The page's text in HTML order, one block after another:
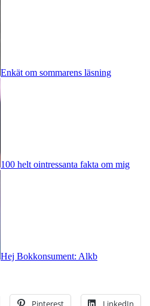
Enkät om sommarens läsning
100 helt ointressanta fakta om mig
Hej Bokkonsument: Alkb
Pinterest LinkedIn